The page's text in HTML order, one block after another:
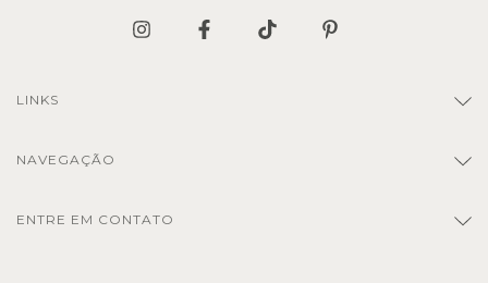
LINKS
NAVEGAÇÃO
ENTRE EM CONTATO